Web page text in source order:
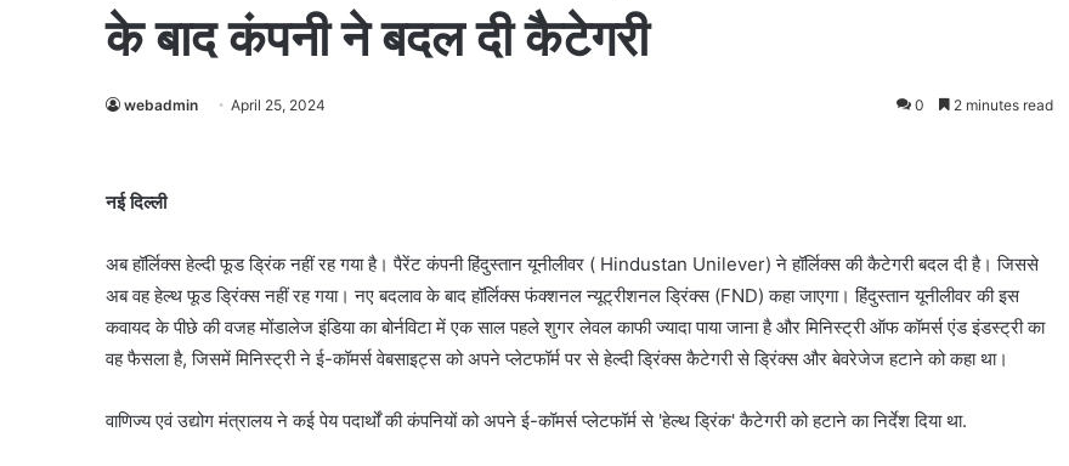
के बाद कंपनी ने बदल दी कैटेगरी
webadmin April 25, 2024 0 2 minutes read
नई दिल्ली
अब हॉर्लिक्स हेल्दी फूड ड्रिंक नहीं रह गया है। पैरेंट कंपनी हिंदुस्तान यूनीलीवर ( Hindustan Unilever) ने हॉर्लिक्स की कैटेगरी बदल दी है। जिससे
अब वह हेल्थ फूड ड्रिंक्स नहीं रह गया। नए बदलाव के बाद हॉर्लिक्स फंक्शनल न्यूट्रीशनल ड्रिंक्स (FND) कहा जाएगा। हिंदुस्तान यूनीलीवर की इस
कवायद के पीछे की वजह मोंडालेज इंडिया का बोर्नविटा में एक साल पहले शुगर लेवल काफी ज्यादा पाया जाना है और मिनिस्ट्री ऑफ कॉमर्स एंड इंडस्ट्री का
वह फैसला है, जिसमें मिनिस्ट्री ने ई-कॉमर्स वेबसाइट्स को अपने प्लेटफॉर्म पर से हेल्दी ड्रिंक्स कैटेगरी से ड्रिंक्स और बेवरेजेज हटाने को कहा था।
वाणिज्य एवं उद्योग मंत्रालय ने कई पेय पदार्थों की कंपनियों को अपने ई-कॉमर्स प्लेटफॉर्म से 'हेल्थ ड्रिंक' कैटेगरी को हटाने का निर्देश दिया था.